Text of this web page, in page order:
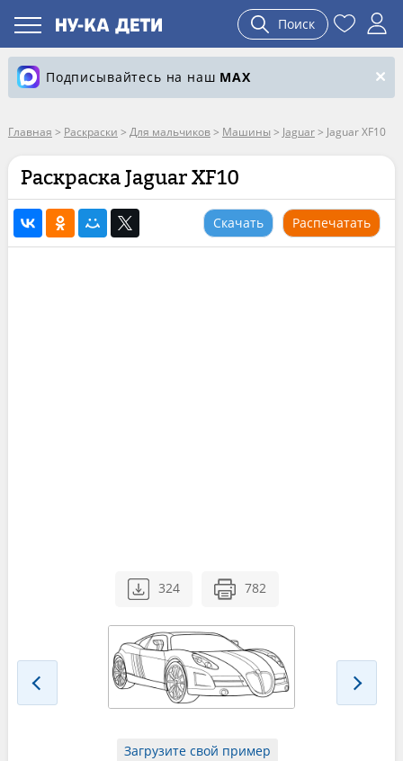
Поиск
Подписывайтесь на наш MAX
Главная > Раскраски > Для мальчиков> Машины > Jaguar> Jaguar XF10
Раскраска Jaguar XF10
Скачать Распечатать
324 782
Загрузите свой пример